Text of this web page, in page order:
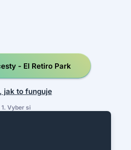
- El Retiro Park
jak to funguje
1. Vyber si